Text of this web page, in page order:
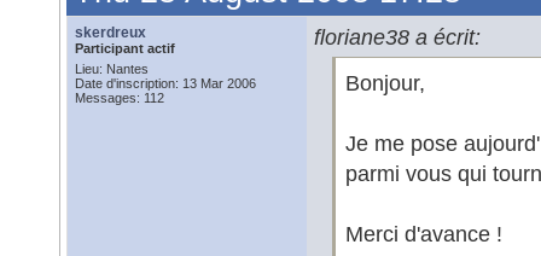
skerdreux
Participant actif
Lieu: Nantes
Date d'inscription: 13 Mar 2006
Messages: 112
floriane38 a écrit:
Bonjour,
Je me pose
parmi vous qui
Merci d'avance !